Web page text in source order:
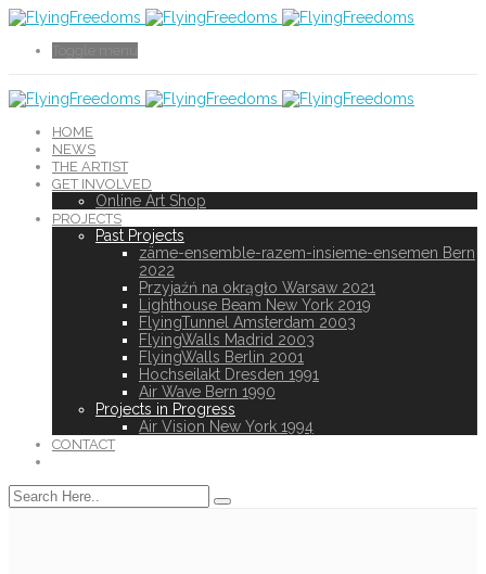
HOME
NEWS
THE ARTIST
GET INVOLVED
Online Art Shop
PROJECTS
Past Projects
zäme-ensemble-razem-insieme-ensemen Bern
2022
Przyjaźń na okrągło Warsaw 2021
Lighthouse Beam New York 2019
FlyingTunnel Amsterdam 2003
FlyingWalls Madrid 2003
FlyingWalls Berlin 2001
Hochseilakt Dresden 1991
Air Wave Bern 1990
Projects in Progress
Air Vision New York 1994
CONTACT